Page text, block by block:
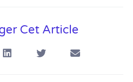
Cet Article